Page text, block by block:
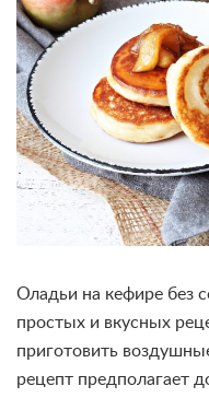
Оладьи на кефире без
простых и вкусных
приготовить
рецепт предполагает